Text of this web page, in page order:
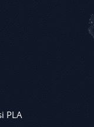
PLA